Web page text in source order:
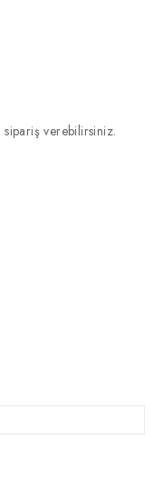
sipariş verebilirsiniz.